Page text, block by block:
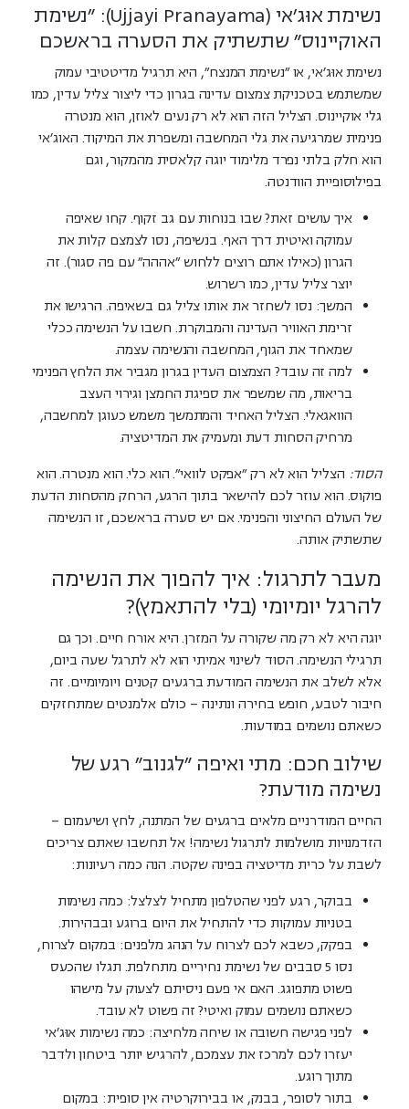
נשימת אוּג'אי (Ujjayi Pranayama): "נשימת
האוקיינוס" שתשתיק את הסערה בראשכם
נשימת אוּג'אי, או "נשימת המנצח", היא תרגיל מדיטטיבי עמוק
שמשתמש בטכניקת צמצום עדינה בגרון כדי ליצור צליל עדין, כמו
גלי אוקיינוס. הצליל הזה הוא לא רק נעים לאוזן, הוא מנטרה
פנימית שמרגיעה את גלי המחשבה ומשפרת את המיקוד. האוג'אי
הוא חלק בלתי נפרד מלימוד יוגה קלאסית מהמקור, וגם
בפילוסופיית הוודנטה.
איך עושים זאת?שבו בנוחות עם גב זקוף. קחו שאיפה
עמוקה ואיטית דרך האף. בנשיפה, נסו לצמצם קלות את
הגרון (כאילו אתם רוצים ללחוש "אההה" עם פה סגור). זה
יוצר צליל עדין, כמו רשרוש.
המשך: נסו לשחזר את אותו צליל גם בשאיפה. הרגישו את
זרימת האוויר העדינה והמבוקרת. חשבו על הנשימה ככלי
שמאחד את הגוף, המחשבה והנשימה עצמה.
למה זה עובד?הצמצום העדין בגרון מגביר את הלחץ הפנימי
בריאות, מה שמשפר את ספיגת החמצן וגירוי העצב
הוואגאלי. הצליל האחיד והמתמשך משמש כעוגן למחשבה,
מרחיק הסחות דעת ומעמיק את המדיטציה.
הסוד: הצליל הוא לא רק "אפקט לוואי". הוא כלי. הוא מנטרה. הוא
פוקוס. הוא עוזר לכם להישאר בתוך הרגע, הרחק מהסחות הדעת
של העולם החיצוני והפנימי. אם יש סערה בראשכם, זו הנשימה
שתשתיק אותה.
מעבר לתרגול: איך להפוך את הנשימה
להרגל יומיומי (בלי להתאמץ)?
יוגה היא לא רק מה שקורה על המזרן. היא אורח חיים. וכך גם
תרגילי הנשימה. הסוד לשינוי אמיתי הוא לא לתרגל שעה ביום,
אלא לשלב את הנשימה המודעת ברגעים קטנים ויומיומיים. זה
חיבור לטבע, חופש בחירה ונתינה – כולם אלמנטים שמתחזקים
כשאתם נושמים במודעות.
שילוב חכם: מתי ואיפה "לגנוב" רגע של
נשימה מודעת?
החיים המודרניים מלאים ברגעים של המתנה, לחץ ושיעמום –
הזדמנויות מושלמות לתרגול נשימה! אל תחשבו שאתם צריכים
לשבת על כרית מדיטציה בפינה שקטה. הנה כמה רעיונות:
בבוקר, רגע לפני שהטלפון מתחיל לצלצל: כמה נשימות
בטניות עמוקות כדי להתחיל את היום ברוגע ובבהירות.
בפקק, כשבא לכם לצרוח על הנהג מלפנים: במקום לצרוח,
נסו 5 סבבים של נשימת נחיריים מתחלפת. תגלו שהכעס
פשוט מתפוגג. האם אי פעם ניסיתם לצעוק על מישהו
כשאתם נושמים עמוק ואיטי? זה פשוט לא עובד.
לפני פגישה חשובה או שיחה מלחיצה: כמה נשימות אוּג'אי
יעזרו לכם למרכז את עצמכם, להרגיש יותר ביטחון ולדבר
מתוך רוגע.
בתור לסופר, בבנק, או בבירוקרטיה אין סופית: במקום